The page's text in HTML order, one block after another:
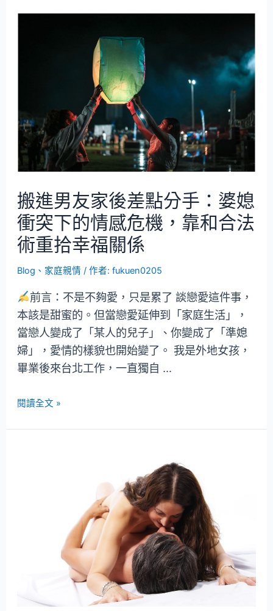
搬進男友家後差點分手：婆媳
衝突下的情感危機，靠和合法
術重拾幸福關係
Blog 、 家庭親情 / 作者:fukuen0205
前言：不是不夠愛，只是累了 談戀愛這件事，
本該是甜蜜的。但當戀愛延伸到「家庭生活」，
當戀人變成了「某人的兒子」、你變成了「準媳
婦」，愛情的樣貌也開始變了。 我是外地女孩，
畢業後來台北工作，一直獨自 …
閱讀全文 »